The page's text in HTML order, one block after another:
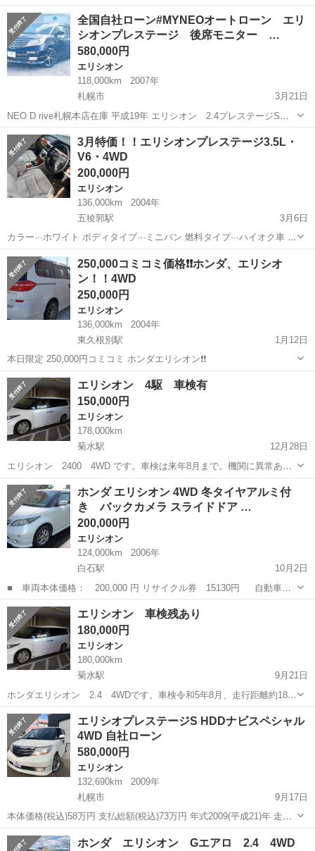
4wd 7人乗りです 距離は125000キロ 車検はR6 11.3です 初度登録年は
23年3月 乗り換えの為手放します 不具合はありま...
北海道 石狩郡 当別駅 プレステージ
全国自社ローン#MYNEOオートローン エリ
シオンプレステージ 後席モニター …
580,000円
エリシオン
118,000km
2007年
札幌市
3月21日
NEO D rive札幌本店在庫 平成19年 エリシオン 2.4プレステージS
HDDナビスペシャルPK 4WD 7人乗り 全国自社ローン‼︎
ローンに自身のないお客様必見‼︎ ☆MY NEOオートローン...
北海道 札幌市 エリシオン
3月特価！！エリシオンプレステージ3.5L・
V6・4WD
200,000円
エリシオン
136,000km
2004年
五稜郭駅
3月6日
カラー···ホワイト ボディタイプ···ミニバン 燃料タイプ···ハイオク車 年
式···平成19年式 走行距離···10万 〜 14.9万km 車検は令和6年6月まで
エリシオンのプレステージになります。 3.5LのV6エ...
北海道 函館市 エリシオン 走行距離
250,000コミコミ価格❗❗ホンダ、エリシオ
ン！！4WD
250,000円
エリシオン
136,000km
2004年
東久根別駅
1月12日
本日限定 250,000円コミコミ ホンダエリシオン❗❗
北海道 北斗市 東久根別駅 エリシオン
エリシオン 4駆 車検有
150,000円
エリシオン
178,000km
菊水駅
12月28日
エリシオン 2400 4WD です。車検は来年8月まで。機関に異常あり
ませんが運転席ドアミラーが電動格納しません。よく壊れるモニタ
ー、HDDユニットは対策品に交換してあります。フロント車高調、リ
アダウンサスです。画像はリアも...
北海道 札幌市 菊水駅 部品
ホンダ エリシオン 4WD 冬タイヤアルミ付
き バックカメラ スライドドア …
200,000円
エリシオン
124,000km
2006年
白石駅
10月2日
■ 車両本体価格： 200,000 円 リサイクル券 15130円 自動車税5
カ月分 21540円 ■ メーカー名： ホンダ ■ 車種名： エリシオン
■ 排気量： 2400cc ■ 年...
北海道 札幌市 白石駅 エリシオン
エリシオン 車検残あり
180,000円
エリシオン
180,000km
菊水駅
9月21日
ホンダエリシオン 2.4 4WDです。車検令和5年8月、走行距離約18万
Kです。前回車検でエアコン修理しました。よく壊れるモニターとナビ
ユニットは対策品に交換しました。8人乗りですが現在二列目シート外
してます。シート、レール...
北海道 札幌市 菊水駅 令和5年
エリシオプレステージS HDDナビスペシャル
4WD 自社ローン
580,000円
エリシオン
132,690km
2009年
札幌市
9月17日
本体価格(税込)58万円 支払総額(税込)73万円 年式2009(平成21)年 走行
距離13.3万km 車検車検整備付 修復歴なし 車体色パールホワイト Ｓ
ＨＤＤナビスペシャ...
北海道 札幌市 エリシオン
ホンダ エリシオン Gエアロ 2.4 4WD